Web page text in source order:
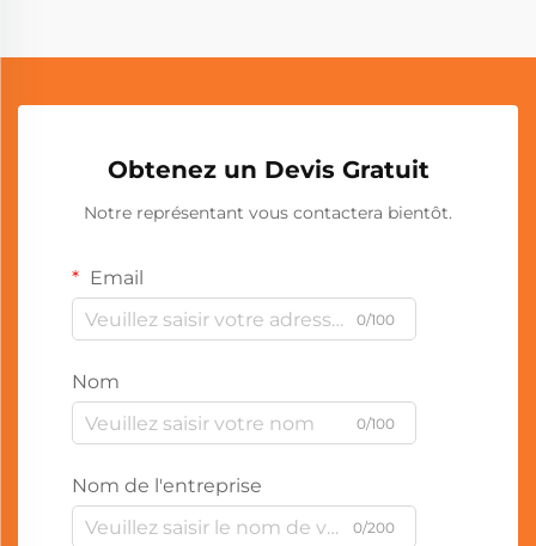
Obtenez un Devis Gratuit
Notre représentant vous contactera bientôt.
Email
0/100
Nom
0/100
Nom de l'entreprise
0/200